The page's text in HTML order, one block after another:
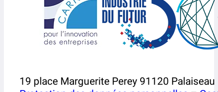
19 place Marguerite Perey 91120